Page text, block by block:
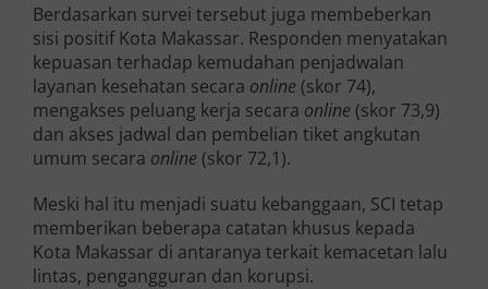
d
o
n
e
s
i
a
d
e
n
g
a
n
S
Berdasarkan survei tersebut juga membeberkan
sisi positif Kota Makassar. Responden menyatakan
kepuasan terhadap kemudahan penjadwalan
layanan kesehatan secara online (skor 74),
mengakses peluang kerja secara online (skor 73,9)
dan akses jadwal dan pembelian tiket angkutan
umum secara online (skor 72,1).
Meski hal itu menjadi suatu kebanggaan, SCI tetap
memberikan beberapa catatan khusus kepada
Kota Makassar di antaranya terkait kemacetan lalu
lintas, pengangguran dan korupsi.